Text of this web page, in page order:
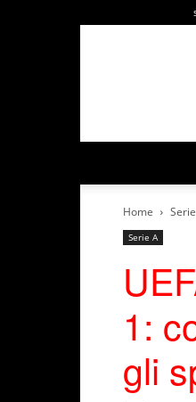
Home
Serie A
1:
gli